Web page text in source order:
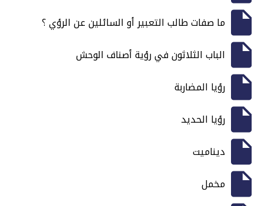
ما صفات طالب التعبير أو السائلين عن الرؤي ؟
الباب الثلاثون في رؤية أصناف الوحش
رؤيا المضاربة
رؤيا الحديد
ديناميت
مخمل